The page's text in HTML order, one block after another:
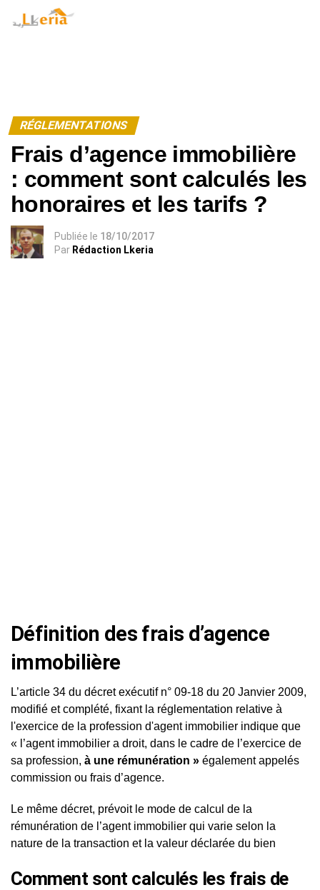
Warning: Undefined array key "id_user" in
/home/lkeria/public_html/model-amp.php
RÉGLEMENTATIONS
Frais d’agence immobilière
: comment sont calculés les
honoraires et les tarifs ?
Publiée le 18/10/2017
Par Rédaction Lkeria
Définition des frais d’agence
immobilière
L’article 34 du décret exécutif n° 09-18 du 20 Janvier 2009,
modifié et complété, fixant la réglementation relative à
l'exercice de la profession d'agent immobilier indique que
« l’agent immobilier a droit, dans le cadre de l’exercice de
sa profession, à une rémunération » également appelés
commission ou frais d’agence.
Le même décret, prévoit le mode de calcul de la
rémunération de l’agent immobilier qui varie selon la
nature de la transaction et la valeur déclarée du bien
Comment sont calculés les frais de